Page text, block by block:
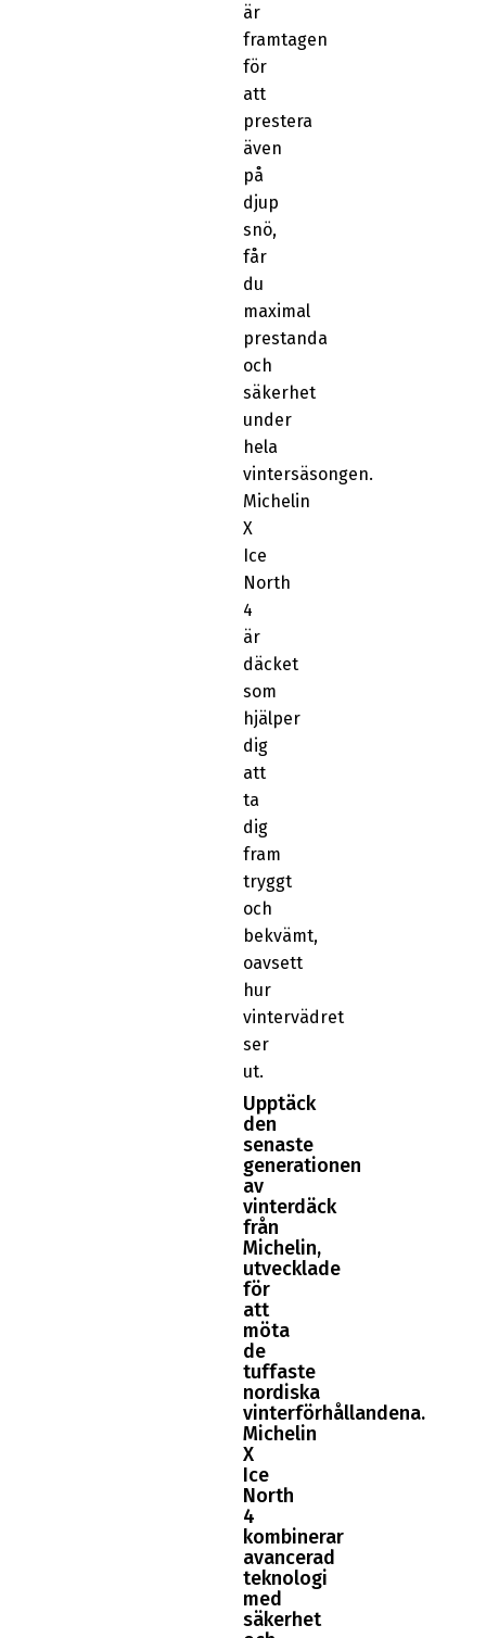
är
framtagen
för
att
prestera
även
på
djup
snö,
får
du
maximal
prestanda
och
säkerhet
under
hela
vintersäsongen.
Michelin
X
Ice
North
4
är
däcket
som
hjälper
dig
att
ta
dig
fram
tryggt
och
bekvämt,
oavsett
hur
vintervädret
ser
ut.
Upptäck
den
senaste
generationen
av
vinterdäck
från
Michelin,
utvecklade
för
att
möta
de
tuffaste
nordiska
vinterförhållandena.
Michelin
X
Ice
North
4
kombinerar
avancerad
teknologi
med
säkerhet